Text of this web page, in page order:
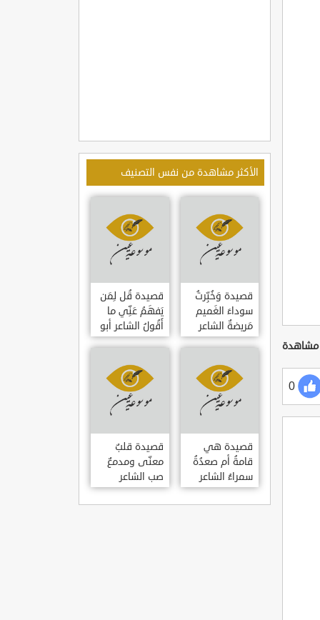
0
الأكثر مشاهدة من نفس التصنيف
قصيدة وَخُبِّرتُ
سوداءَ الغَميم
مَريضةٌ الشاعر
العوام بن عقبة
قصيدة قُل لِمَن
يَفهَمُ عَنِّي ما
أَقُولُ الشاعر أبو
حامد الغزالي
قصيدة هي
قامةُ أم صعدُةُ
سمراءُ الشاعر
سيف الدين
المشد
قصيدة قلبٌ
معنّى ومدمعٌ
صب الشاعر
سيف الدين
المشد